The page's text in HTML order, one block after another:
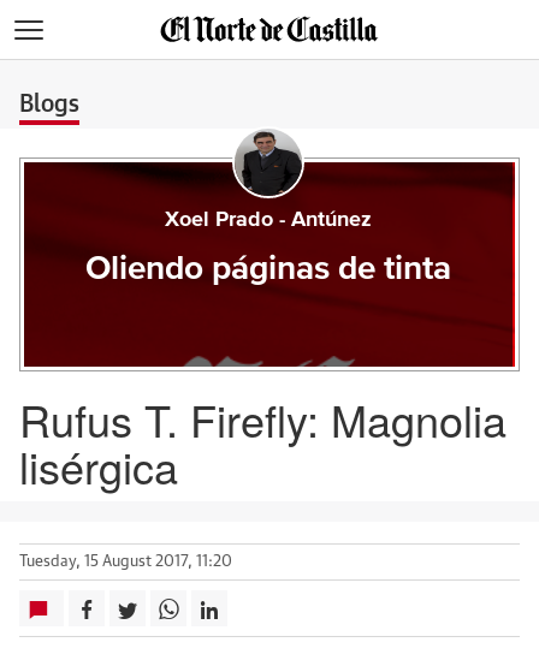
Blogs
Xoel Prado - Antúnez
Oliendo páginas de tinta
Rufus T. Firefly: Magnolia
lisérgica
Tuesday, 15 August 2017, 11:20